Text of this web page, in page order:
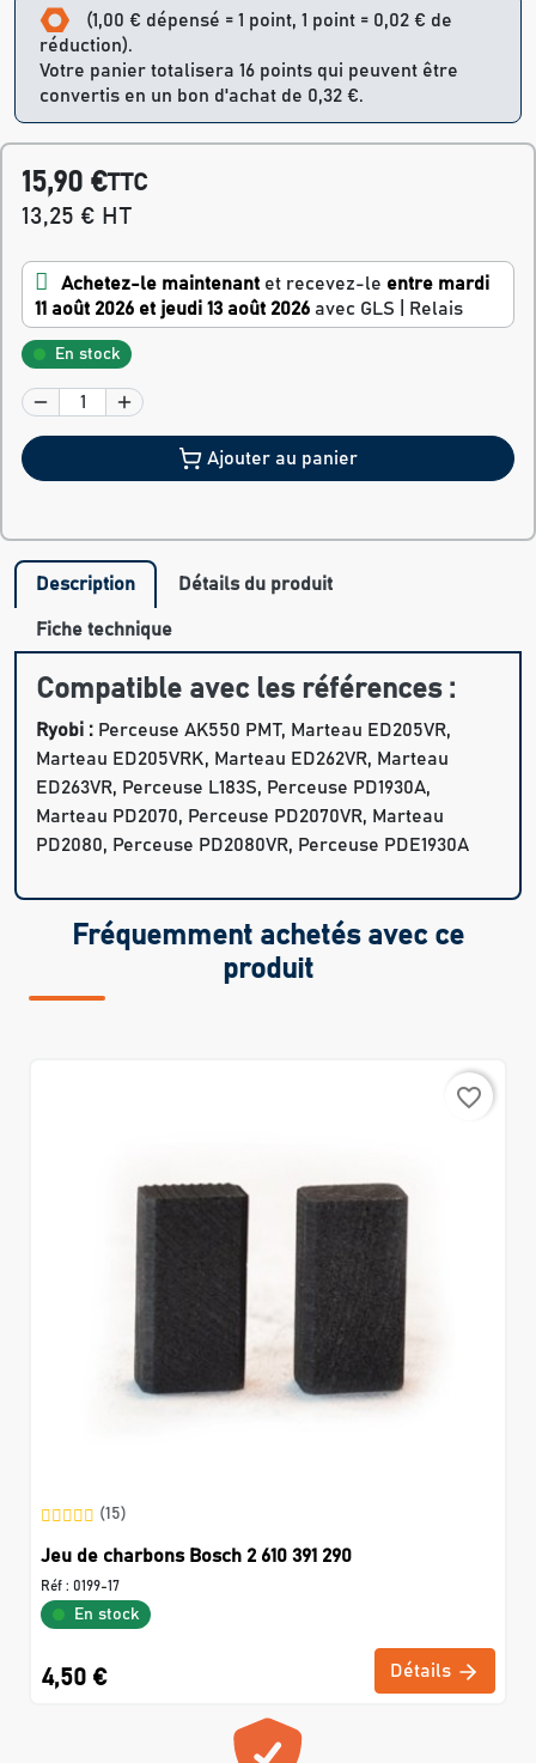
(1,00 € dépensé = 1 point, 1 point = 0,02 € de
réduction).
Votre panier totalisera 16 points qui peuvent être
convertis en un bon d'achat de 0,32 €.
15,90 €TTC
13,25 € HT
Achetez-le maintenant et recevez-le entre mardi
11 août 2026 et jeudi 13 août 2026 avec GLS | Relais
En stock
Ajouter au panier
Description Détails du produit
Fiche technique
Compatible avec les références :
Ryobi : Perceuse AK550 PMT, Marteau ED205VR,
Marteau ED205VRK, Marteau ED262VR, Marteau
ED263VR, Perceuse L183S, Perceuse PD1930A,
Marteau PD2070, Perceuse PD2070VR, Marteau
PD2080, Perceuse PD2080VR, Perceuse PDE1930A
Fréquemment achetés avec ce
produit
favorite_border
(15)
Jeu de charbons Bosch 2 610 391 290
Réf : 0199-17
En stock
4,50 € Détails